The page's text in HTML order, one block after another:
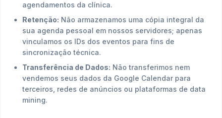
agendamentos da clínica.
Retenção: Não armazenamos uma cópia integral da
sua agenda pessoal em nossos servidores; apenas
vinculamos os IDs dos eventos para fins de
sincronização técnica.
Transferência de Dados: Não transferimos nem
vendemos seus dados da Google Calendar para
terceiros, redes de anúncios ou plataformas de data
mining.